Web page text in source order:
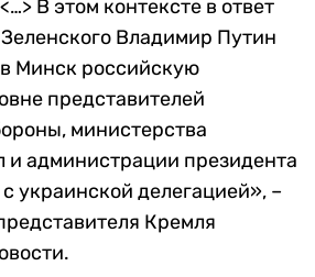
В этом контексте в ответ
Владимир Путин
в Минск российскую
представителей
министерства
и администрации президента
украинской делегацией», –
Кремля